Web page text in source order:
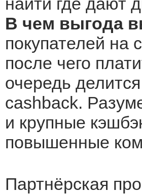
В чем выгода
покупателей на
после чего
очередь
cashback.
и крупные
повышенные
Партнёрская